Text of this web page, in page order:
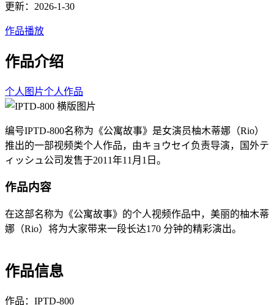
更新：2026-1-30
作品播放
作品介绍
个人图片个人作品
编号IPTD-800名称为《公寓故事》是女演员柚木蒂娜（Rio）
推出的一部视频类个人作品，由キョウセイ负责导演，国外テ
ィッシュ公司发售于2011年11月1日。
作品内容
在这部名称为《公寓故事》的个人视频作品中，美丽的柚木蒂
娜（Rio）将为大家带来一段长达170 分钟的精彩演出。
作品信息
作品：IPTD-800